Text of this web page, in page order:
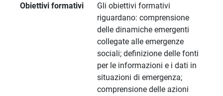
Obiettivi formativi
Gli obiettivi formativi
riguardano: comprensione
delle dinamiche emergenti
collegate alle emergenze
sociali; definizione delle fonti
per le informazioni e i dati in
situazioni di emergenza;
comprensione delle azioni